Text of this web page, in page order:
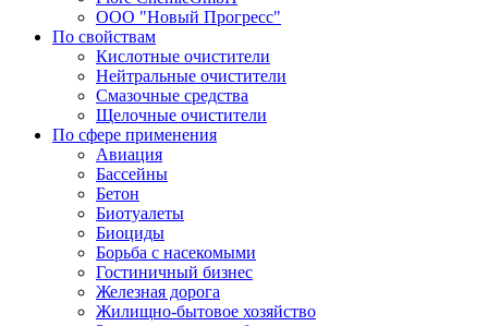
ООО "Новый Прогресс"
По свойствам
Кислотные очистители
Нейтральные очистители
Смазочные средства
Щелочные очистители
По сфере применения
Авиация
Бассейны
Бетон
Биотуалеты
Биоциды
Борьба с насекомыми
Гостиничный бизнес
Железная дорога
Жилищно-бытовое хозяйство